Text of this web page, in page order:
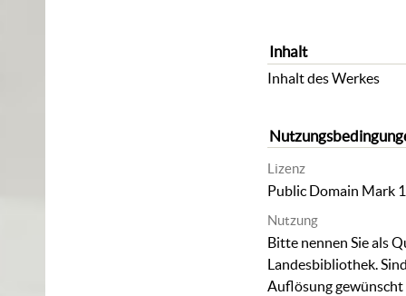
Inhalt
Inhalt des Werkes
Lizenz
Public Domain Mark
Nutzung
Bitte nennen Sie als
Landesbibliothek.
Auflösung